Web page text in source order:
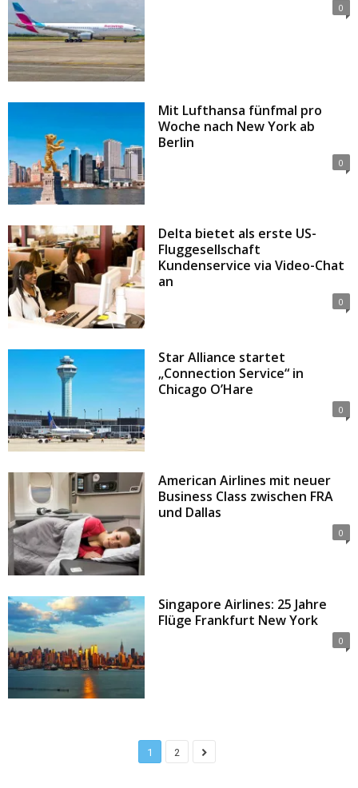
0
Mit Lufthansa fünfmal pro
Woche nach New York ab
Berlin
0
Delta bietet als erste US-
Fluggesellschaft
Kundenservice via Video-Chat
an
0
Star Alliance startet
„Connection Service“ in
Chicago O’Hare
0
American Airlines mit neuer
Business Class zwischen FRA
und Dallas
0
Singapore Airlines: 25 Jahre
Flüge Frankfurt New York
0
1 2